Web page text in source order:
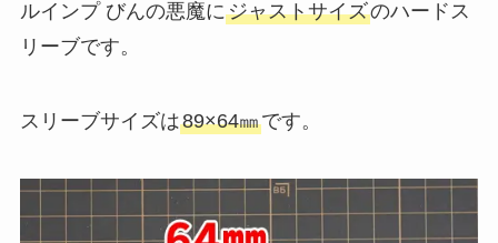
ルインプ びんの悪魔にジャストサイズのハードス
リーブです。
スリーブサイズは89×64㎜です。